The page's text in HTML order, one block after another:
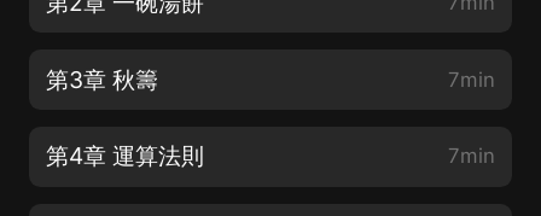
第3章 秋籌 7min
第4章 運算法則 7min